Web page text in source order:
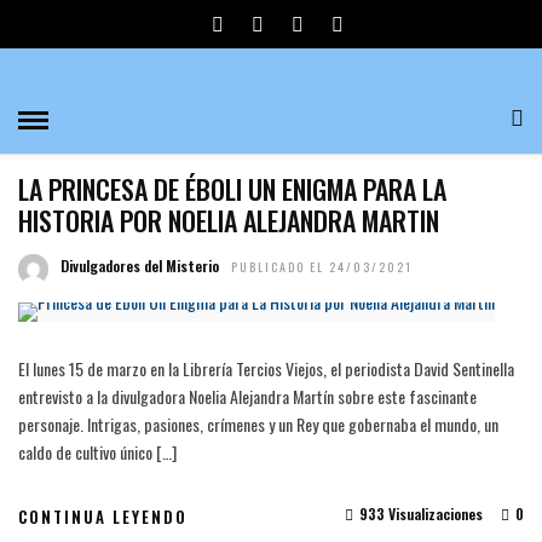
ANA DE MENDOZA
LA PRINCESA DE ÉBOLI UN ENIGMA PARA LA
HISTORIA POR NOELIA ALEJANDRA MARTIN
Divulgadores del Misterio PUBLICADO EL 24/03/2021
El lunes 15 de marzo en la Librería Tercios Viejos, el periodista David Sentinella
entrevisto a la divulgadora Noelia Alejandra Martín sobre este fascinante
personaje. Intrigas, pasiones, crímenes y un Rey que gobernaba el mundo, un
caldo de cultivo único […]
CONTINUA LEYENDO 0
933 Visualizaciones